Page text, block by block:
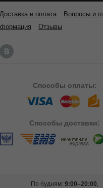
Доставка и оплата Вопросы и
Отзывы
Способы оплаты:
Способы доставки:
По будням: 9:00–20:00,